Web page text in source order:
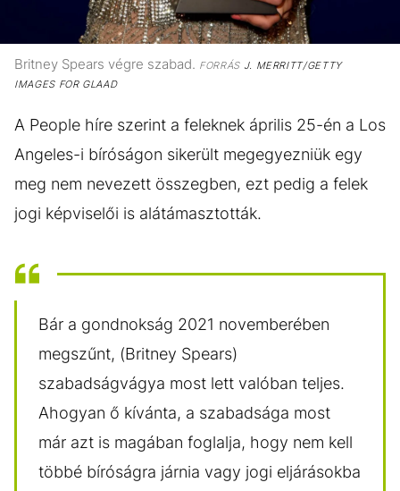
Britney Spears végre szabad. FORRÁSJ. MERRITT/GETTY
IMAGES FOR GLAAD
A People híre szerint a feleknek április 25-én a Los
Angeles-i bíróságon sikerült megegyezniük egy
meg nem nevezett összegben, ezt pedig a felek
jogi képviselői is alátámasztották.
Bár a gondnokság 2021 novemberében
megszűnt, (Britney Spears)
szabadságvágya most lett valóban teljes.
Ahogyan ő kívánta, a szabadsága most
már azt is magában foglalja, hogy nem kell
többé bíróságra járnia vagy jogi eljárásokba